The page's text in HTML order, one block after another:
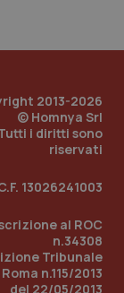
2013-2026
© Homnya Srl
i diritti sono
riservati
13026241003
al ROC
n.34308
Tribunale
n.115/2013
del 22/05/2013